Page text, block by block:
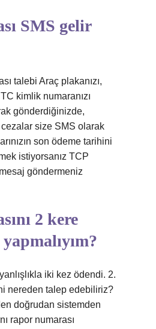
SMS gelir
talebi Araç plakanızı,
kimlik numaranızı
gönderdiğinizde,
cezalar size SMS olarak
son ödeme tarihini
istiyorsanız TCP
göndermeniz
2 kere
iki kez ödendi. 2.
nereden talep edebiliriz?
doğrudan sistemden
rapor numarası